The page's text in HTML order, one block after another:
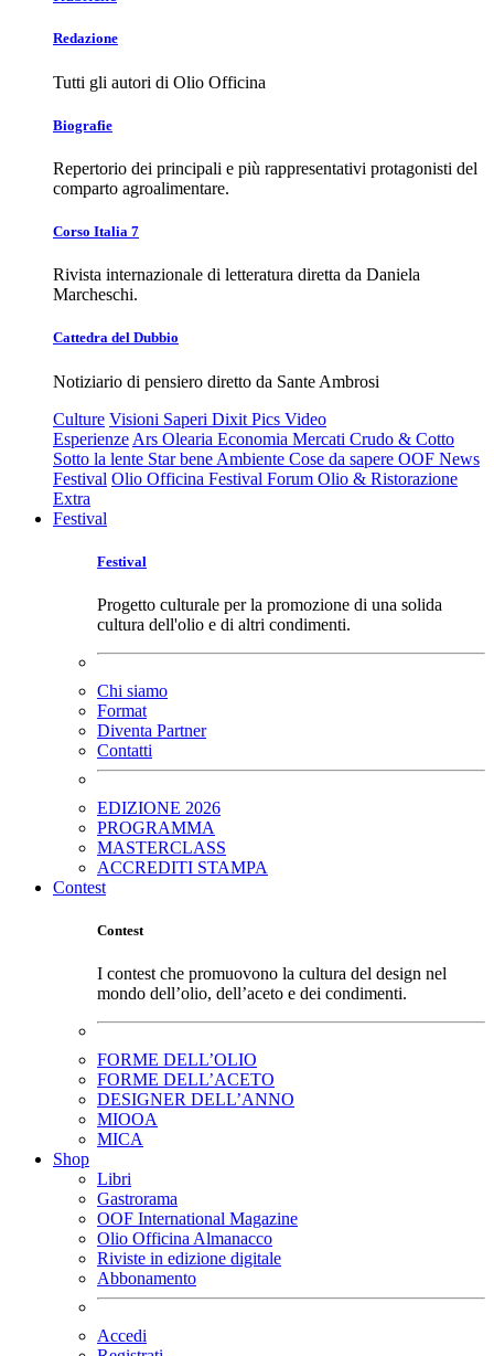
Redazione
Tutti gli autori di Olio Officina
Biografie
Repertorio dei principali e più rappresentativi protagonisti del
comparto agroalimentare.
Corso Italia 7
Rivista internazionale di letteratura diretta da Daniela
Marcheschi.
Cattedra del Dubbio
Notiziario di pensiero diretto da Sante Ambrosi
Culture Visioni Saperi Dixit Pics Video
Esperienze Ars Olearia Economia Mercati Crudo & Cotto
Sotto la lente Star bene Ambiente Cose da sapere OOF News
Festival Olio Officina Festival Forum Olio & Ristorazione
Extra
Festival
Festival
Progetto culturale per la promozione di una solida
cultura dell'olio e di altri condimenti.
Chi siamo
Format
Diventa Partner
Contatti
EDIZIONE 2026
PROGRAMMA
MASTERCLASS
ACCREDITI STAMPA
Contest
Contest
I contest che promuovono la cultura del design nel
mondo dell’olio, dell’aceto e dei condimenti.
FORME DELL’OLIO
FORME DELL’ACETO
DESIGNER DELL’ANNO
MIOOA
MICA
Shop
Libri
Gastrorama
OOF International Magazine
Olio Officina Almanacco
Riviste in edizione digitale
Abbonamento
Accedi